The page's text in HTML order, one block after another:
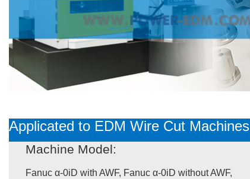
Applicated to EDM Wire Cut Machines
Machine Model:
Fanuc α-0iD with AWF, Fanuc α-0iD without AWF,